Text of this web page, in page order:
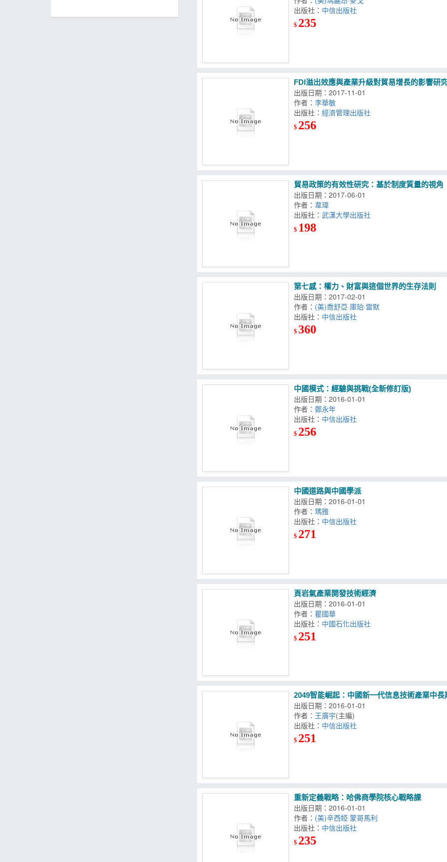
出版社： 中信出版社
$ 235
FDI溢出效應與產業升級對貿易增長的影響研
出版日期：2017-11-01
作者：李華敏
出版社：經濟管理出版社
$ 256
貿易政策的有效性研究：基於制度質量的視角
出版日期：2017-06-01
作者：韋瑋
出版社：武漢大學出版社
$ 198
第七感：權力、財富與這個世界的生存法則
出版日期：2017-02-01
作者： (美)喬舒亞·庫珀·雷默
出版社： 中信出版社
$ 360
中國模式：經驗與挑戰(全新修訂版)
出版日期：2016-01-01
作者：鄭永年
出版社： 中信出版社
$ 256
中國道路與中國學派
出版日期：2016-01-01
作者：瑪雅
出版社： 中信出版社
$ 271
頁岩氣產業開發技術經濟
出版日期：2016-01-01
作者：瞿國華
出版社： 中國石化出版社
$ 251
2049智能崛起：中國新一代信息技術產業中長
出版日期：2016-01-01
作者： 王廣宇(主編)
出版社： 中信出版社
$ 251
重新定義戰略：哈佛商學院核心戰略課
出版日期：2016-01-01
作者： (美)辛西婭·蒙哥馬利
出版社： 中信出版社
$ 235